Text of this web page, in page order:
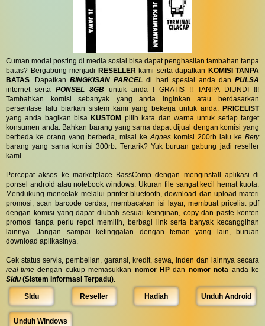
Cuman modal posting di media sosial bisa dapat penghasilan tambahan tanpa
batas? Bergabung menjadi RESELLERkami serta dapatkan KOMISI TANPA
BATAS. DapatkanBINGKISAN PARCEL di hari spesial anda danPULSA
internet serta PONSEL 8GB untuk anda ! GRATIS !! TANPA DIUNDI !!!
Tambahkan komisi sebanyak yang anda inginkan atau berdasarkan
persentase lalu biarkan sistem kami yang bekerja untuk anda. PRICELIST
yang anda bagikan bisa KUSTOM pilih kata dan warna untuk setiap target
konsumen anda. Bahkan barang yang sama dapat dijual dengan komisi yang
berbeda ke orang yang berbeda, misal keAgnes komisi 200rb lalu ke Bety
barang yang sama komisi 300rb. Tertarik? Yuk buruan gabung jadi reseller
kami.
Percepat akses ke marketplace BassComp dengan menginstall aplikasi di
ponsel android atau notebook windows. Ukuran file sangat kecil hemat kuota.
Mendukung mencetak melalui printer bluetooth, download dan upload materi
promosi, scan barcode cerdas, membacakan isi layar, membuat pricelist pdf
dengan komisi yang dapat diubah sesuai keinginan, copy dan paste konten
promosi tanpa perlu repot memilih, berbagi link serta banyak kecanggihan
lainnya. Jangan sampai ketinggalan dengan teman yang lain, buruan
download aplikasinya.
Cek status servis, pembelian, garansi, kredit, sewa, inden dan lainnya secara
real-time dengan cukup memasukkan nomor HP dan nomor nota anda ke
SIdu (Sistem Informasi Terpadu).
SIdu Reseller Hadiah Unduh Android
Unduh Windows